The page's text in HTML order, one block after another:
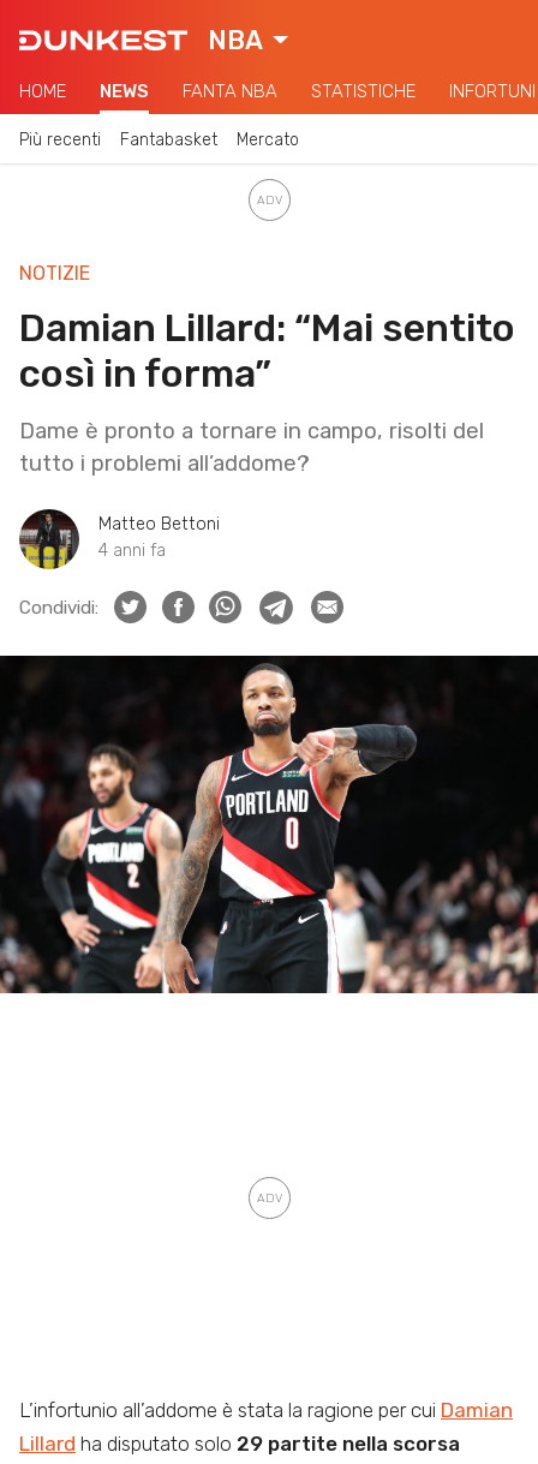
NBA
HOME NEWS FANTA NBA STATISTICHE INFORTUNI
Più recenti Fantabasket Mercato
NOTIZIE
Damian Lillard: “Mai sentito
così in forma”
Dame è pronto a tornare in campo, risolti del
tutto i problemi all’addome?
Matteo Bettoni
4 anni fa
Condividi:
L’infortunio all’addome è stata la ragione per cui Damian
Lillard ha disputato solo 29 partite nella scorsa